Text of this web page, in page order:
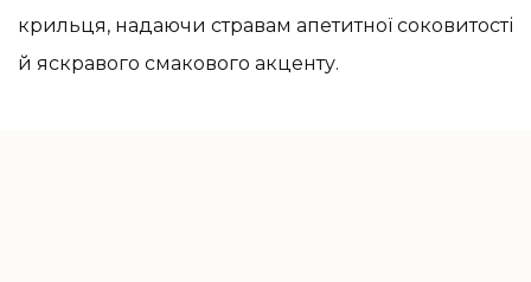
крильця, надаючи стравам апетитної соковитості
й яскравого смакового акценту.